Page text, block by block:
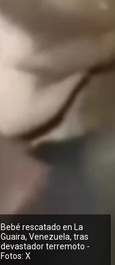
Bebé rescatado en La
Guaira, Venezuela, tras
devastador terremoto -
Fotos: X